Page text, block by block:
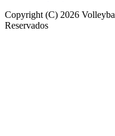
Copyright (C) 2026
Reservados